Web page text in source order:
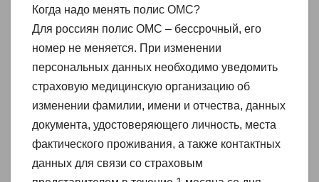
Когда надо менять полис ОМС?
Для россиян полис ОМС – бессрочный, его
номер не меняется. При изменении
персональных данных необходимо уведомить
страховую медицинскую организацию об
изменении фамилии, имени и отчества, данных
документа, удостоверяющего личность, места
фактического проживания, а также контактных
данных для связи со страховым